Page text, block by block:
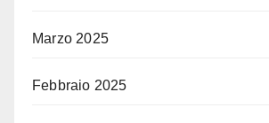
Marzo 2025
Febbraio 2025